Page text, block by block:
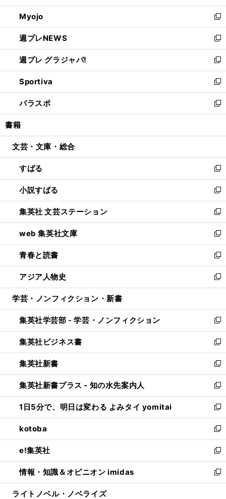
開
く
ウ
で
開
く
ン
ド
ウ
で
開
く
ウ
ィ
ン
ド
ウ
で
開
く
Myojo
新
し
い
ウ
ィ
ン
ド
ウ
で
開
週プレNEWS
新
し
い
ウ
ィ
ン
ド
ウ
開
週プレ グラジャパ!
新
し
い
ウ
ィ
ン
ウ
開
く
Sportiva
新
し
い
ウ
ン
ウ
で
開
く
パラスポ
新
し
ウ
ン
ド
ウ
で
開
く
書籍
文芸・文庫・総合
すばる
新
し
い
ウ
ィ
ン
ド
ウ
で
開
く
小説すばる
新
し
い
ウ
ィ
ン
ド
ウ
で
開
集英社 文芸ステーション
新
し
い
ウ
ィ
ン
ド
ウ
開
く
web 集英社文庫
新
し
い
ウ
ィ
ン
ウ
で
開
く
青春と読書
新
し
い
ウ
ン
ド
ウ
で
開
く
アジア人物史
新
し
ウ
ィ
ン
ド
ウ
で
開
く
学芸・ノンフィクション・新書
集英社学芸部 - 学芸・ノンフィクション
新
し
い
ウ
ィ
ン
ド
ウ
で
開
く
集英社ビジネス書
新
し
い
ウ
ィ
ン
ド
ウ
で
開
く
集英社新書
新
し
い
ウ
ィ
ン
ド
ウ
で
開
く
集英社新書プラス - 知の水先案内人
新
し
い
ウ
ィ
ン
ド
ウ
で
開
1日5分で、明日は変わる よみタイ yomitai
新
し
い
ウ
ィ
ン
ド
ウ
kotoba
新
し
い
ウ
ィ
ン
e!集英社
新
し
い
ウ
情報・知識＆オピニオン imidas
新
し
ライトノベル・ノベライズ